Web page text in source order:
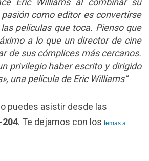
como editor es convertirse
películas que toca. Pienso que
a lo que un director de cine
de sus cómplices más cercanos.
privilegio haber escrito y dirigido
una película de Eric Williams”
puedes asistir desde las
204. Te dejamos con los temas a